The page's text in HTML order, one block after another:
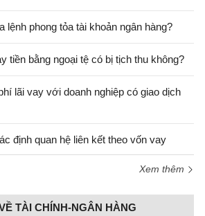
lệnh phong tỏa tài khoản ngân hàng?
tiền bằng ngoại tệ có bị tịch thu không?
lãi vay với doanh nghiệp có giao dịch
định quan hệ liên kết theo vốn vay
Xem thêm
TÀI CHÍNH-NGÂN HÀNG